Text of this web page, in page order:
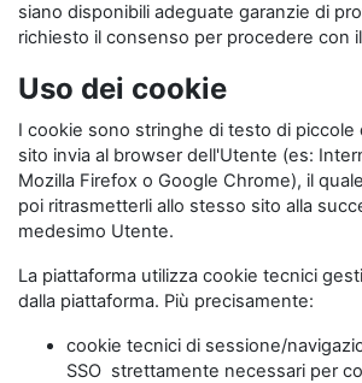
siano disponibili adeguate garanzie di
richiesto il consenso per procedere con
Uso dei cookie
I cookie sono stringhe di testo di piccole
sito invia al browser dell'Utente (es:
Mozilla Firefox o Google Chrome), il
poi ritrasmetterli allo stesso sito alla
medesimo Utente.
La piattaforma utilizza cookie tecnici
dalla piattaforma. Più precisamente:
cookie tecnici di sessione/
SSO strettamente necessari per